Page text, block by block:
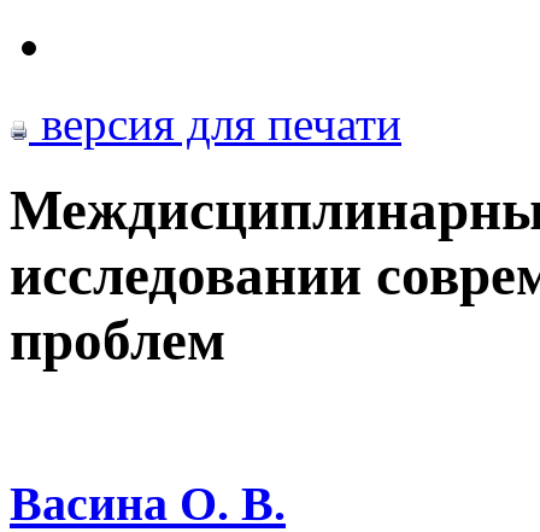
версия для печати
исследовании
проблем
Васина О. В.